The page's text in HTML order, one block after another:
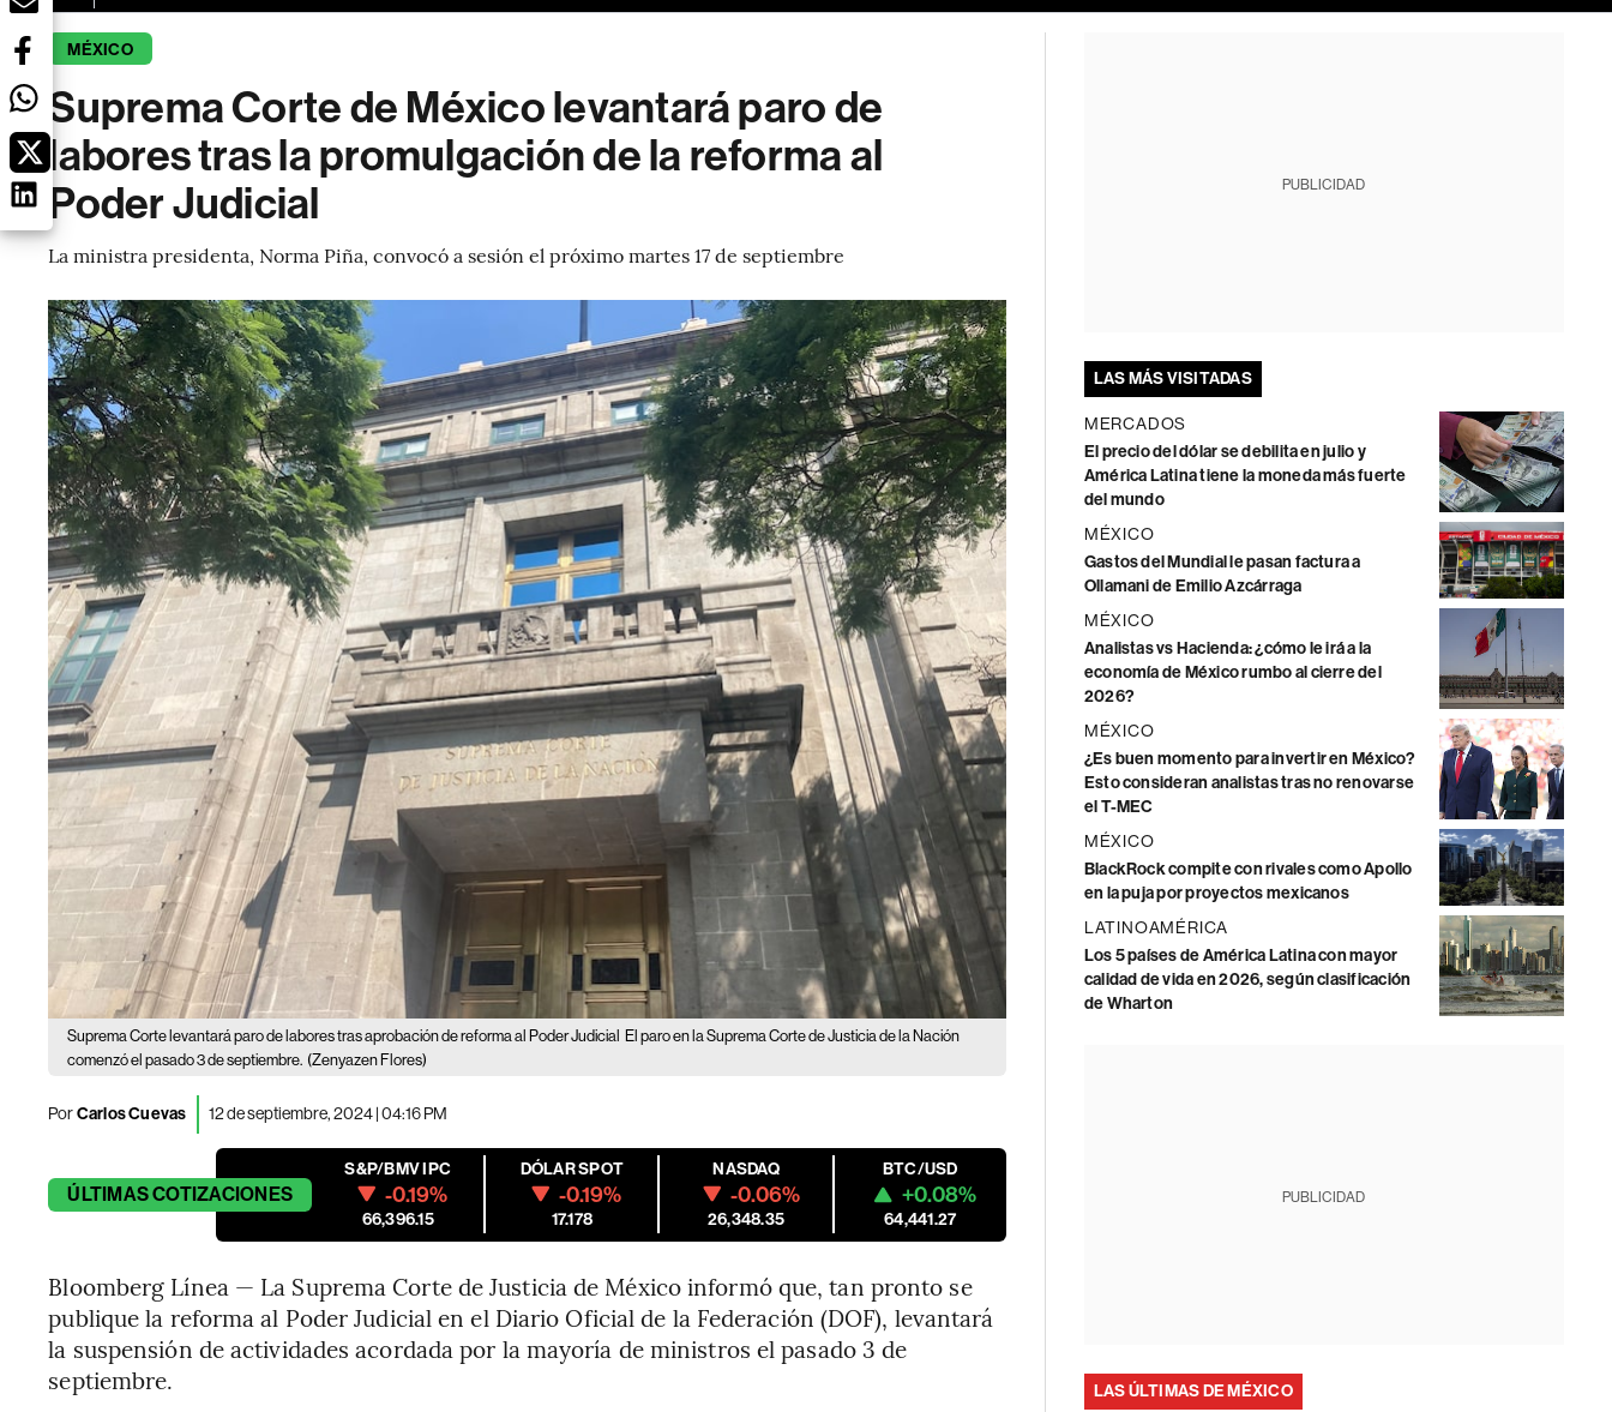
MÉXICO
Suprema Corte de México levantará paro de
labores tras la promulgación de la reforma al
Poder Judicial
La ministra presidenta, Norma Piña, convocó a sesión el próximo martes 17 de septiembre
Suprema Corte levantará paro de labores tras aprobación de reforma al Poder Judicial
El paro en la Suprema Corte de Justicia de la Nación
comenzó el pasado 3 de septiembre. (Zenyazen Flores)
PorCarlos Cuevas 12 de septiembre, 2024 | 04:16 PM
ÚLTIMASCOTIZACIONES
S&P/BMV IPC
-0.19%
66,396.15
DÓLAR SPOT
-0.19%
17.178
NASDAQ
-0.06%
26,348.35
BTC/USD
+0.08%
64,441.27
Bloomberg Línea — La Suprema Corte de Justicia de México informó que, tan pronto se
publique la reforma al Poder Judicial en el Diario Oficial de la Federación (DOF), levantará
la suspensión de actividades acordada por la mayoría de ministros el pasado 3 de
septiembre.
PUBLICIDAD
LAS MÁS VISITADAS
MERCADOS
El precio del dólar se debilita en julio y
América Latina tiene la moneda más fuerte
del mundo
MÉXICO
Gastos del Mundial le pasan factura a
Ollamani de Emilio Azcárraga
MÉXICO
Analistas vs Hacienda: ¿cómo le irá a la
economía de México rumbo al cierre del
2026?
MÉXICO
¿Es buen momento para invertir en México?
Esto consideran analistas tras no renovarse
el T-MEC
MÉXICO
BlackRock compite con rivales como Apollo
en la puja por proyectos mexicanos
LATINOAMÉRICA
Los 5 países de América Latina con mayor
calidad de vida en 2026, según clasificación
de Wharton
PUBLICIDAD
LAS ÚLTIMAS DE MÉXICO